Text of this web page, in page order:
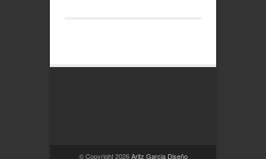
© Copyright 2026Aritz Garcia Diseño